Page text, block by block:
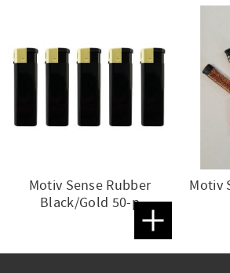
Motiv Sense Rubber
Black/Gold 50-p
Lägg till i
Motiv